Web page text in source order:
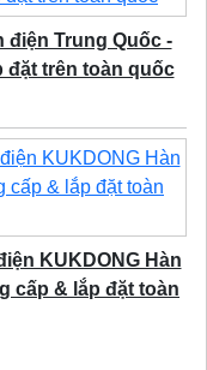
điện Trung Quốc -
đặt trên toàn quốc
KUKDONG Hàn
cấp & lắp đặt toàn